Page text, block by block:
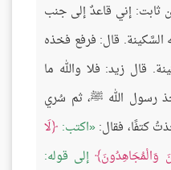
ثابت: إني قاعدٌ إلى جنب
السَّكينة. قال: فرفع فخذه
قال زيد: فلا والله ما
رسول الله ﷺ، ثم سُري
كتفًا، فقال: اكتب: لَا
وَالْمُجَاهِدُونَ إلى قوله: